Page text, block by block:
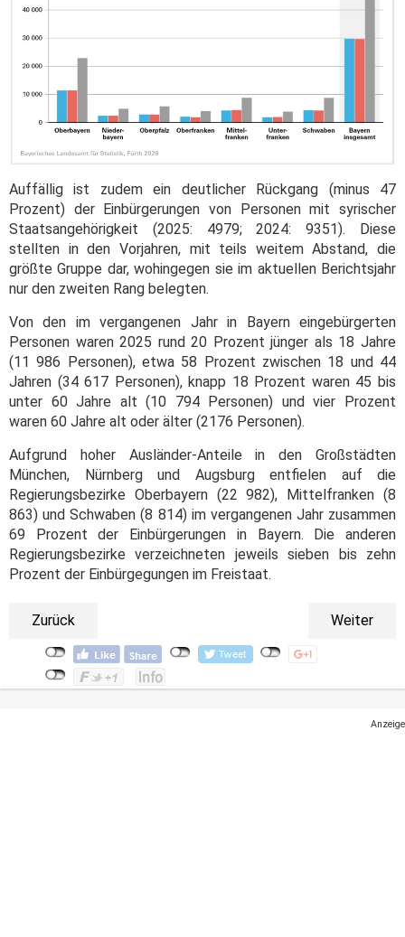
Auffällig ist zudem ein deutlicher Rückgang (minus 47
Prozent) der Einbürgerungen von Personen mit syrischer
Staatsangehörigkeit (2025: 4979; 2024: 9351). Diese
stellten in den Vorjahren, mit teils weitem Abstand, die
größte Gruppe dar, wohingegen sie im aktuellen Berichtsjahr
nur den zweiten Rang belegten.
Von den im vergangenen Jahr in Bayern eingebürgerten
Personen waren 2025 rund 20 Prozent jünger als 18 Jahre
(11 986 Personen), etwa 58 Prozent zwischen 18 und 44
Jahren (34 617 Personen), knapp 18 Prozent waren 45 bis
unter 60 Jahre alt (10 794 Personen) und vier Prozent
waren 60 Jahre alt oder älter (2176 Personen).
Aufgrund hoher Ausländer-Anteile in den Großstädten
München, Nürnberg und Augsburg entfielen auf die
Regierungsbezirke Oberbayern (22 982), Mittelfranken (8
863) und Schwaben (8 814) im vergangenen Jahr zusammen
69 Prozent der Einbürgerungen in Bayern. Die anderen
Regierungsbezirke verzeichneten jeweils sieben bis zehn
Prozent der Einbürgegungen im Freistaat.
Zurück Weiter
Anzeige